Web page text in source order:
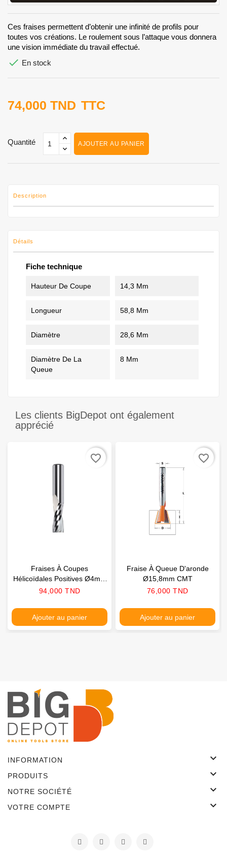
Ces fraises permettent d’obtenir une infinité de profils pour
toutes vos créations. Le roulement sous l’attaque vous donnera
une vision immédiate du travail effectué.
 En stock
74,000 TND TTC
Quantité AJOUTER AU PANIER
Description
Détails
Fiche technique
Hauteur De Coupe 14,3 Mm
Longueur 58,8 Mm
Diamètre 28,6 Mm
Diamètre De La
Queue
8 Mm
Les clients BigDepot ont également
apprécié
Fraises À Coupes
Hélicoïdales Positives Ø4mm
L60 Mm CMT
Prix
94,000 TND
Ajouter au panier
favorite_border
Fraise À Queue D'aronde
Ø15,8mm CMT
Prix
76,000 TND
Ajouter au panier
favorite_border
INFORMATION 
PRODUITS 
NOTRE SOCIÉTÉ 
VOTRE COMPTE 